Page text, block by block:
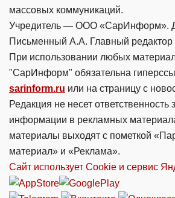
массовых коммуникаций.
Учредитель — ООО «СарИнформ».
Письменный А.А. Главный
При использовании любых
"СарИнформ" обязательна
sarinform.ru или на страницу с
Редакция не несет ответственность
информации в рекламных
материалы выходят с пометкой
материал» и «Реклама».
Сайт использует Cookie и сервиc